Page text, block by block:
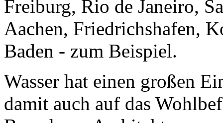
Freiburg, Rio de Janeiro,
Aachen, Friedrichshafen,
Baden - zum Beispiel.
Wasser hat einen großen
damit auch auf das